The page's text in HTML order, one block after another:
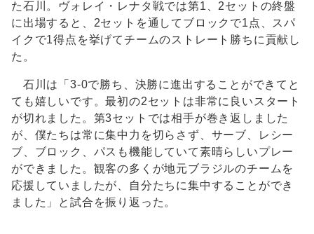
た石川。ヴォレイ・レナタ戦では第1、2セットの終盤
に出場すると、2セットを通してブロックで1点、スパ
イクで1得点を挙げてチームのストレート勝ちに貢献し
た。
石川は「3-0で勝ち、決勝に進出することができてと
ても嬉しいです。最初の2セットは非常に良いスタート
が切れました。第3セットでは相手が巻き返しました
が、僕たちは常に集中力を切らさず、サーブ、レシー
ブ、ブロック、パスも機能していて素晴らしいプレー
ができました。観客の多くが地元ブラジルのチームを
応援していましたが、自分たちに集中することができ
ました」と試合を振り返った。